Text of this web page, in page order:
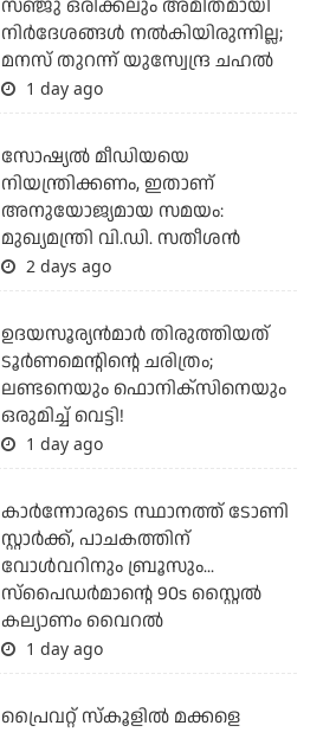
സഞ്ജു ഒരിക്കലും അമിതമായി
നിര്‍ദേശങ്ങള്‍ നല്‍കിയിരുന്നില്ല;
മനസ് തുറന്ന് യുസ്വേന്ദ്ര ചഹല്‍
1 day ago
സോഷ്യല്‍ മീഡിയയെ
നിയന്ത്രിക്കണം, ഇതാണ്
അനുയോജ്യമായ സമയം:
മുഖ്യമന്ത്രി വി.ഡി. സതീശന്‍
2 days ago
ഉദയസൂര്യന്‍മാര്‍ തിരുത്തിയത്
ടൂര്‍ണമെന്റിന്റെ ചരിത്രം;
ലണ്ടനെയും ഫൊനിക്‌സിനെയും
ഒരുമിച്ച് വെട്ടി!
1 day ago
കാര്‍ന്നോരുടെ സ്ഥാനത്ത് ടോണി
സ്റ്റാര്‍ക്ക്, പാചകത്തിന്
വോള്‍വറിനും ബ്രൂസും...
സ്‌പൈഡര്‍മാന്റെ 90s സ്റ്റൈല്‍
കല്യാണം വൈറല്‍
1 day ago
പ്രൈവറ്റ് സ്‌കൂളില്‍ മക്കളെ